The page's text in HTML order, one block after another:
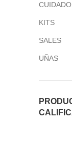
KITS
SALES
UÑAS